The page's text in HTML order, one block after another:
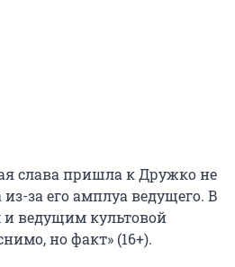
слава пришла к Дружко не
за его амплуа ведущего. В
и ведущим культовой
но факт» (16+).